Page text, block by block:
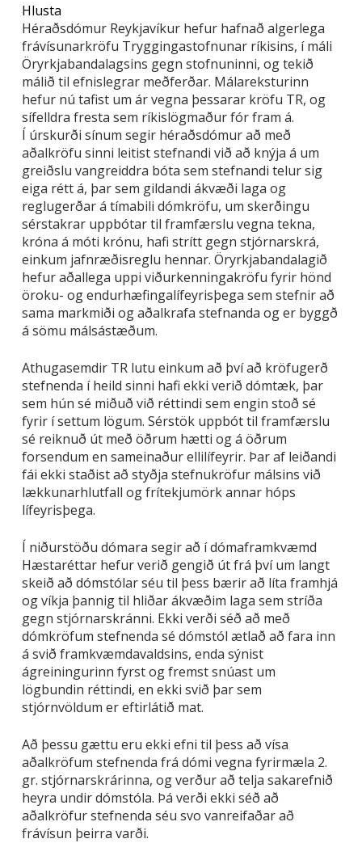
Hlusta
Héraðsdómur Reykjavíkur hefur hafnað algerlega
frávísunarkröfu Tryggingastofnunar ríkisins, í máli
Öryrkjabandalagsins gegn stofnuninni, og tekið
málið til efnislegrar meðferðar. Málareksturinn
hefur nú tafist um ár vegna þessarar kröfu TR, og
sífelldra fresta sem ríkislögmaður fór fram á.
Í úrskurði sínum segir héraðsdómur að með
aðalkröfu sinni leitist stefnandi við að knýja á um
greiðslu vangreiddra bóta sem stefnandi telur sig
eiga rétt á, þar sem gildandi ákvæði laga og
reglugerðar á tímabili dómkröfu, um skerðingu
sérstakrar uppbótar til framfærslu vegna tekna,
króna á móti krónu, hafi strítt gegn stjórnarskrá,
einkum jafnræðisreglu hennar. Öryrkjabandalagið
hefur aðallega uppi viðurkenningakröfu fyrir hönd
öroku- og endurhæfingalífeyrisþega sem stefnir að
sama markmiði og aðalkrafa stefnanda og er byggð
á sömu málsástæðum.
Athugasemdir TR lutu einkum að því að kröfugerð
stefnenda í heild sinni hafi ekki verið dómtæk, þar
sem hún sé miðuð við réttindi sem engin stoð sé
fyrir í settum lögum. Sérstök uppbót til framfærslu
sé reiknuð út með öðrum hætti og á öðrum
forsendum en sameinaður ellilífeyrir. Þar af leiðandi
fái ekki staðist að styðja stefnukröfur málsins við
lækkunarhlutfall og frítekjumörk annar hóps
lífeyrisþega.
Í niðurstöðu dómara segir að í dómaframkvæmd
Hæstaréttar hefur verið gengið út frá því um langt
skeið að dómstólar séu til þess bærir að líta framhjá
og víkja þannig til hliðar ákvæðim laga sem stríða
gegn stjórnarskránni. Ekki verði séð að með
dómkröfum stefnenda sé dómstól ætlað að fara inn
á svið framkvæmdavaldsins, enda sýnist
ágreiningurinn fyrst og fremst snúast um
lögbundin réttindi, en ekki svið þar sem
stjórnvöldum er eftirlátið mat.
Að þessu gættu eru ekki efni til þess að vísa
aðalkröfum stefnenda frá dómi vegna fyrirmæla 2.
gr. stjórnarskrárinna, og verður að telja sakarefnið
heyra undir dómstóla. Þá verði ekki séð að
aðalkröfur stefnenda séu svo vanreifaðar að
frávísun þeirra varði.